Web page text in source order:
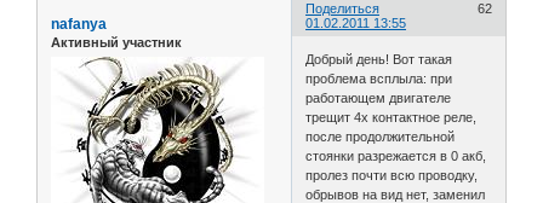
Поделиться
62
01.02.2011 13:55
nafanya
Активный участник
Добрый день! Вот такая
проблема всплыла: при
работающем двигателе
трещит 4х контактное реле,
после продолжительной
стоянки разрежается в 0 акб,
пролез почти всю проводку,
обрывов на вид нет, заменил